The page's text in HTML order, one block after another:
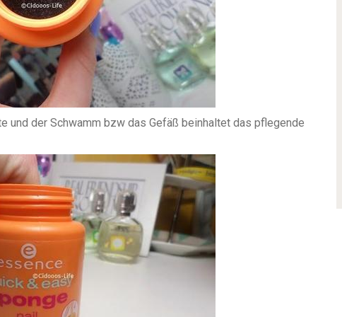
und der Schwamm bzw das Gefäß beinhaltet das pflegende